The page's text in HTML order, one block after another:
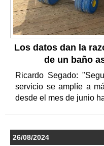
Los datos dan la
de un baño
Ricardo Segado:
servicio se amplíe a
desde el mes de junio
26/08/2024